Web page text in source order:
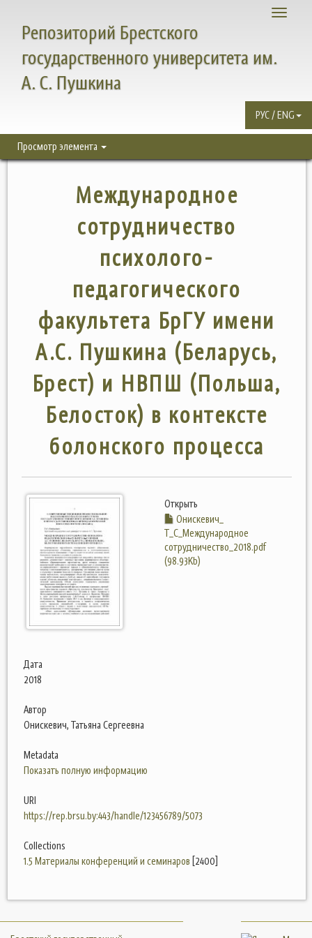
Toggle
Репозиторий Брестского
государственного университета им.
А. С. Пушкина
РУС / ENG
Просмотр элемента
Международное
сотрудничество
психолого-
педагогического
факультета БрГУ имени
А.С. Пушкина (Беларусь,
Брест) и НВПШ (Польша,
Белосток) в контексте
болонского процесса
Открыть
Онискевич_
Т_С_Международное
сотрудничество_2018.pdf
(98.93Kb)
Дата
2018
Автор
Онискевич, Татьяна Сергеевна
Metadata
Показать полную информацию
URI
https://rep.brsu.by:443/handle/123456789/5073
Collections
1.5 Материалы конференций и семинаров [2400]